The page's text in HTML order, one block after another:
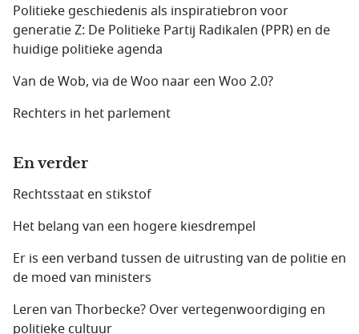
Politieke geschiedenis als inspiratiebron voor
generatie Z: De Politieke Partij Radikalen (PPR) en de
huidige politieke agenda
Van de Wob, via de Woo naar een Woo 2.0?
Rechters in het parlement
En verder
Rechtsstaat en stikstof
Het belang van een hogere kiesdrempel
Er is een verband tussen de uitrusting van de politie en
de moed van ministers
Leren van Thorbecke? Over vertegenwoordiging en
politieke cultuur